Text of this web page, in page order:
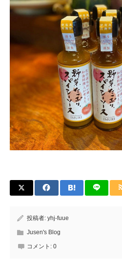
投稿者: yhj-fuue
Jusen's Blog
コメント: 0